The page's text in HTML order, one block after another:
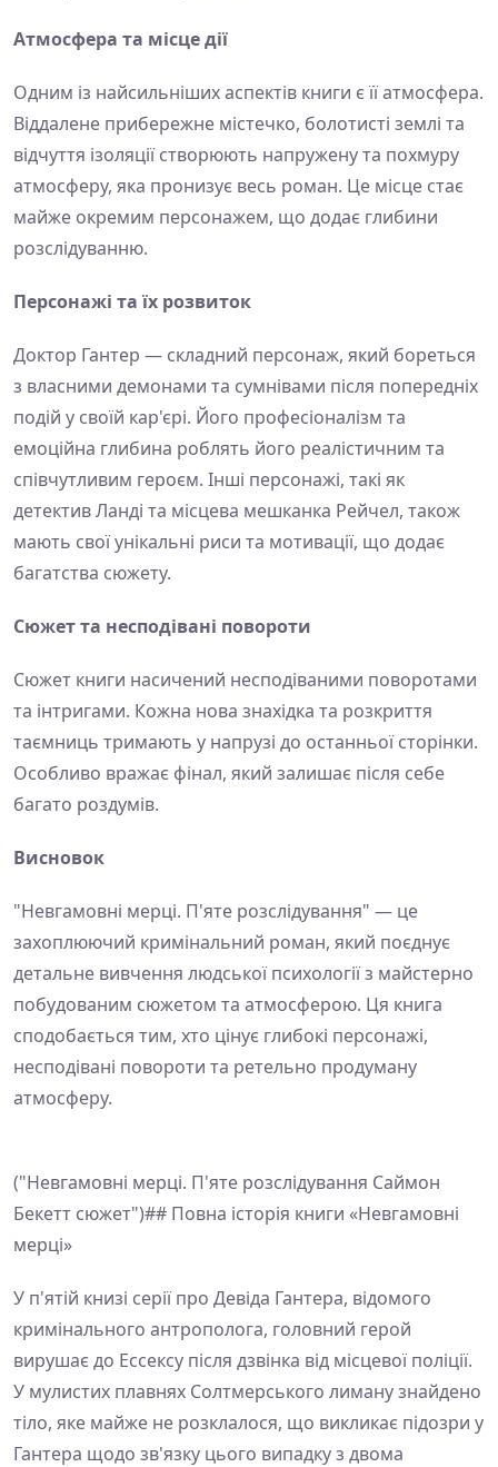
Атмосфера та місце дії
Одним із найсильніших аспектів книги є її атмосфера.
Віддалене прибережне містечко, болотисті землі та
відчуття ізоляції створюють напружену та похмуру
атмосферу, яка пронизує весь роман. Це місце стає
майже окремим персонажем, що додає глибини
розслідуванню.
Персонажі та їх розвиток
Доктор Гантер — складний персонаж, який бореться
з власними демонами та сумнівами після попередніх
подій у своїй кар'єрі. Його професіоналізм та
емоційна глибина роблять його реалістичним та
співчутливим героєм. Інші персонажі, такі як
детектив Ланді та місцева мешканка Рейчел, також
мають свої унікальні риси та мотивації, що додає
багатства сюжету.
Сюжет та несподівані повороти
Сюжет книги насичений несподіваними поворотами
та інтригами. Кожна нова знахідка та розкриття
таємниць тримають у напрузі до останньої сторінки.
Особливо вражає фінал, який залишає після себе
багато роздумів.
Висновок
"Невгамовні мерці. П'яте розслідування" — це
захоплюючий кримінальний роман, який поєднує
детальне вивчення людської психології з майстерно
побудованим сюжетом та атмосферою. Ця книга
сподобається тим, хто цінує глибокі персонажі,
несподівані повороти та ретельно продуману
атмосферу.
("Невгамовні мерці. П'яте розслідування Саймон
Бекетт сюжет")## Повна історія книги «Невгамовні
мерці»
У п'ятій книзі серії про Девіда Гантера, відомого
кримінального антрополога, головний герой
вирушає до Ессексу після дзвінка від місцевої поліції.
У мулистих плавнях Солтмерського лиману знайдено
тіло, яке майже не розклалося, що викликає підозри у
Гантера щодо зв'язку цього випадку з двома